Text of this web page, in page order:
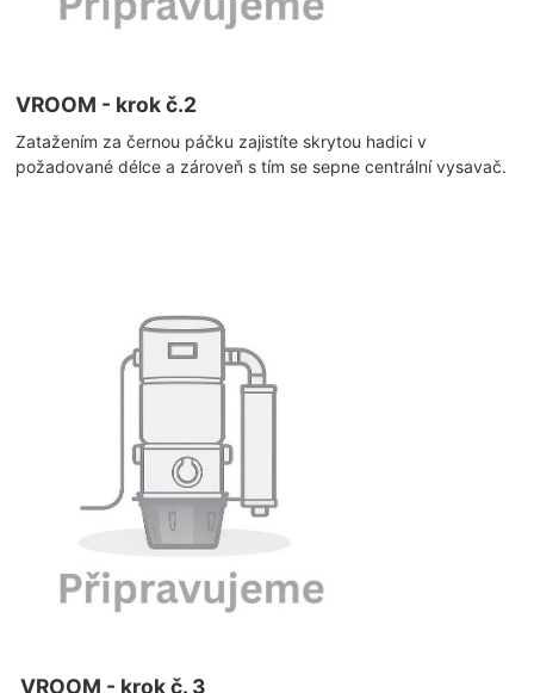
VROOM - krok č.2
Zatažením za černou páčku zajistíte skrytou hadici v
požadované délce a zároveň s tím se sepne centrální vysavač.
VROOM - krok č. 3